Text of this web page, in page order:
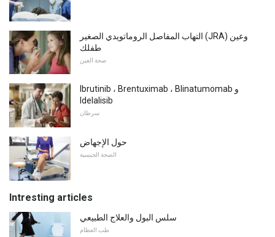
التهاب المفاصل الروماتويدي الصغير (JRA) وعين
طفلك
صحة العين
Ibrutinib ، Brentuximab ، Blinatumomab و
Idelalisib
سرطان
حول الإجهاض
الصحة الجنسية
Intresting articles
سلس البول والعلاج الطبيعي
طب العظام